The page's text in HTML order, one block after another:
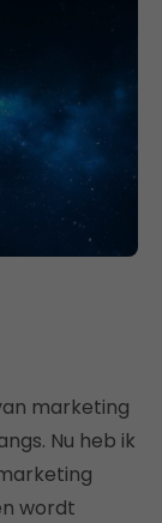
marketing
Nu heb ik
wordt